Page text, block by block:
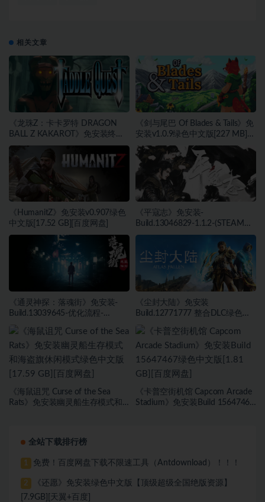
相关文章
《龙珠Z：卡卡罗特 DRAGON
BALL Z KAKAROT》免安装终极
版v2.02绿色中文版[46.97 GB][百
度网盘]
《剑与尾巴 Of Blades & Tails》免
安装v1.0.9绿色中文版[227 MB]
[百度网盘]
《HumanitZ》免安装v0.907绿色
中文版[17.52 GB][百度网盘]
《平寇志》免安装-
Build.13046829-1.1.2-(STEAM官
中)-支持手柄绿色中文版[13.06
《通灵神探：落魂街》免安装-
Build.13039645-优化流程-
GB][百度网盘]
《尘封大陆》免安装
Build.12771777 整合DLC绿色中
《海鼠诅咒 Curse of the Sea
Rats》免安装幽灵船生存模式和
《卡普空街机馆 Capcom Arcade
Stadium》免安装Build 15647467
全站下载排行榜
1 免费！百度网盘下载不限速工具（Antdownload）！！！
2
《还愿》免安装绿色中文版【顶级超级全国绝版资源】
[7.9GB][天翼+百度]